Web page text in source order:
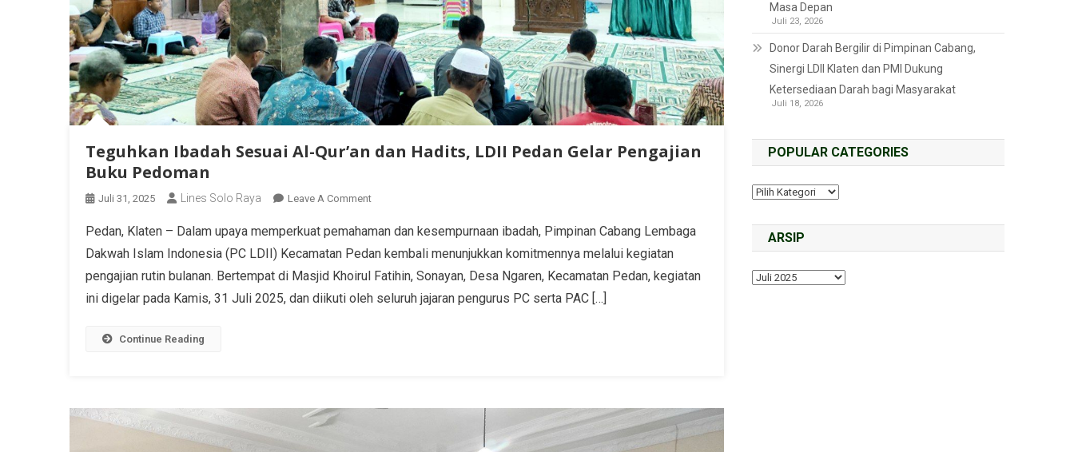
Teguhkan Ibadah Sesuai Al-Qur’an dan Hadits, LDII Pedan Gelar Pengajian
Buku Pedoman
Juli 31, 2025 Lines Solo Raya Leave A Comment
Pedan, Klaten – Dalam upaya memperkuat pemahaman dan kesempurnaan ibadah, Pimpinan Cabang Lembaga
Dakwah Islam Indonesia (PC LDII) Kecamatan Pedan kembali menunjukkan komitmennya melalui kegiatan
pengajian rutin bulanan. Bertempat di Masjid Khoirul Fatihin, Sonayan, Desa Ngaren, Kecamatan Pedan, kegiatan
ini digelar pada Kamis, 31 Juli 2025, dan diikuti oleh seluruh jajaran pengurus PC serta PAC […]
Continue Reading
Masa Depan
Juli 23, 2026
Donor Darah Bergilir di Pimpinan Cabang,
Sinergi LDII Klaten dan PMI Dukung
Ketersediaan Darah bagi Masyarakat
Juli 18, 2026
POPULAR CATEGORIES
ARSIP